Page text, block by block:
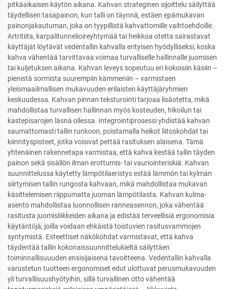
pitkäaikaisen käytön aikana. Kahvan strateginen sijoittelu säilyttää
täydellisen tasapainon, kun talli on täynnä, estäen epämukavan
painonjakautuman, joka on tyypillistä kahvattomille vaihtoehdoille.
Artritiita, karpalitunnelioireyhtymää tai heikkoa otetta sairastavat
käyttäjät löytävät vedentallin kahvalla erityisen hyödylliseksi, koska
kahva vähentää tarvittavaa voimaa turvalliselle hallinnalle juomisen
tai kuljetuksen aikana. Kahvan leveys sopeutuu eri kokoisiin käsiin –
pienistä sormista suurempiin kämmeniin – varmistaen
yleismaailmallisen mukavuuden erilaisten käyttäjäryhmien
keskuudessa. Kahvan pinnan teksturointi tarjoaa lisäotetta, mikä
mahdollistaa turvallisen hallinnan myös kosteuden, hikoilun tai
kastepisarojen läsnä ollessa. Integrointiprosessi yhdistää kahvan
saumattomasti tallin runkoon, poistamalla heikot liitoskohdat tai
kiinnityspisteet, jotka voisivat pettää rasituksen alaisena. Tämä
yhtenäinen rakennetapa varmistaa, että kahva kestää tallin täyden
painon sekä sisällön ilman erottumis- tai vauriointeriskiä. Kahvan
suunnittelussa käytetty lämpötilaeristys estää lämmön tai kylmän
siirtymisen tallin rungosta kahvaan, mikä mahdollistaa mukavan
käsittelemisen riippumatta juoman lämpötilasta. Kahvan kulma-
asento mahdollistaa luonnollisen ranneasennon, joka vähentää
rasitusta juomisliikkeiden aikana ja edistää terveellisiä ergonomisia
käytäntöjä, joilla voidaan ehkäistä toistuvien rasitusvammojen
syntymistä. Esteettiset näkökohdat varmistavat, että kahva
täydentää tallin kokonaissuunnittelukieltä säilyttäen
toiminnallisuuuden ensisijaisena tavoitteena. Vedentallin kahvalla
varustetun tuotteen ergonomiset edut ulottuvat perusmukavuuden
yli turvallisuushyötyihin, sillä turvallinen otto vähentää